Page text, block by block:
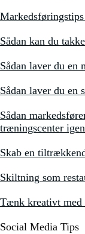
Sådan kan du
Sådan laver du
Sådan laver du en
Sådan
træningscenter igen
Skab en
Skiltning som
Tænk kreativt med
Social Media Tips